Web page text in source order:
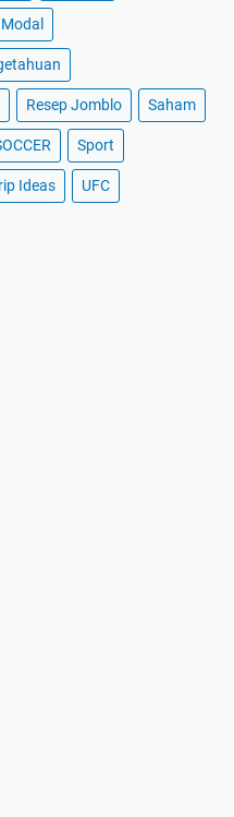
Resep Jomblo Saham
Sport
Ideas UFC